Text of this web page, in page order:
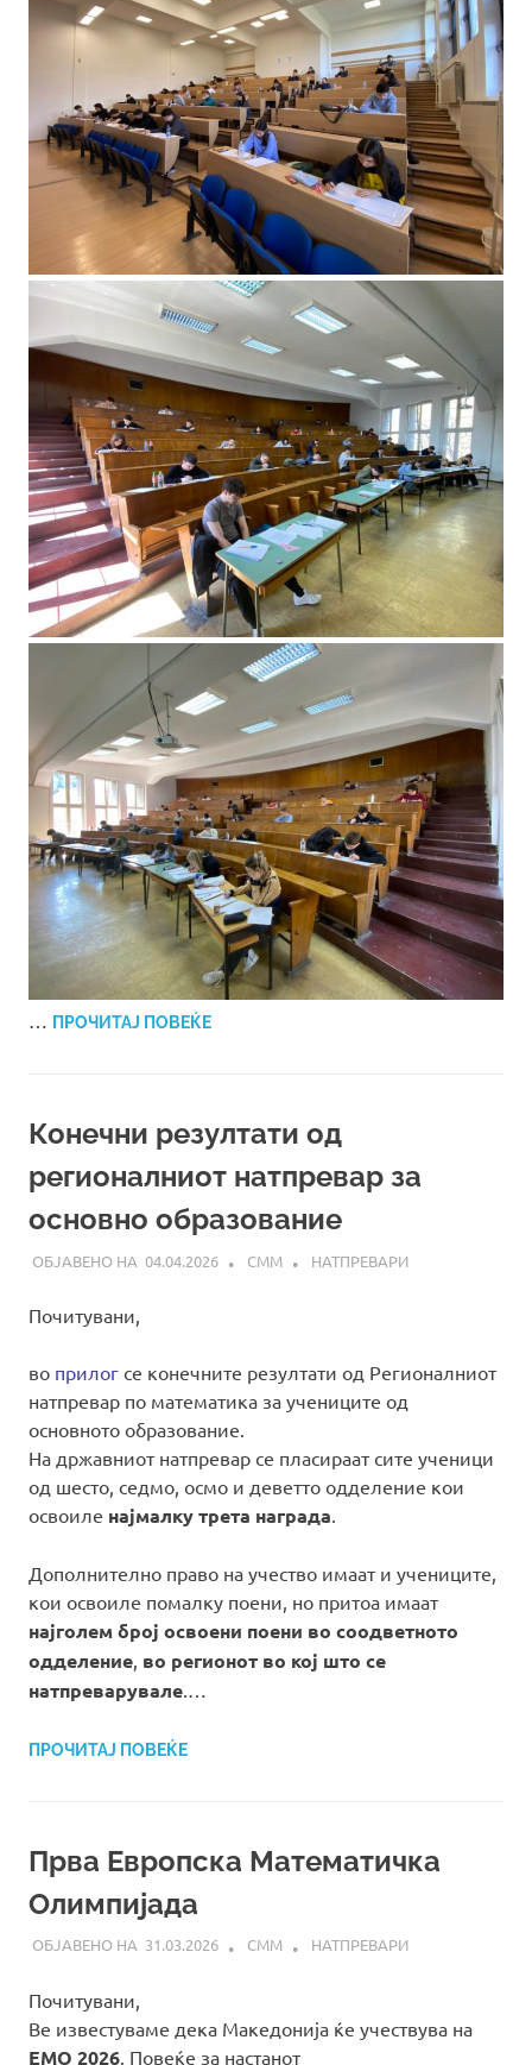
… ПРОЧИТАЈ ПОВЕЌЕ
Конечни резултати од
регионалниот натпревар за
основно образование
04.04.2026 СММ НАТПРЕВАРИ
Почитувани,
во прилог се конечните резултати од Регионалниот
натпревар по математика за учениците од
основното образование.
На државниот натпревар се пласираат сите ученици
од шесто, седмо, осмо и деветто одделение кои
освоиле најмалку трета награда
Дополнително право на учество имаат и учениците,
кои освоиле помалку поени, но притоа имаат
најголем број освоени поени во соодветното
одделение во регионот во кој што се
натпреварувале
ПРОЧИТАЈ ПОВЕЌЕ
Прва Европска Математичка
Олимпијада
31.03.2026 СММ НАТПРЕВАРИ
Почитувани,
Ве известуваме дека Македонија ќе учествува на
ЕМО 2026 . Повеќе за настанот